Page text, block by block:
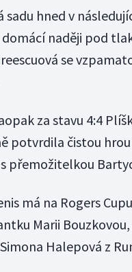
sadu hned v
naději pod
se
za stavu 4:4
potvrdila čistou
přemožitelkou
má na Rogers
Marii
Halepová z